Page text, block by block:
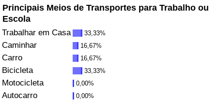
Principais Meios de Transportes para Trabalho ou
Escola
Trabalhar em Casa 33,33%
Caminhar 16,67%
Carro 16,67%
Bicicleta 33,33%
Motocicleta 0,00%
Autocarro 0,00%
Indicador de Poluição por País
Trânsito